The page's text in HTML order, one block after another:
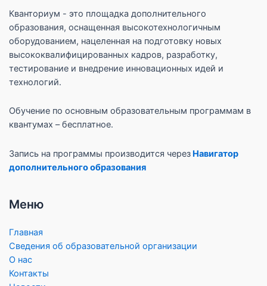
Кванториум - это площадка дополнительного
образования, оснащенная высокотехнологичным
оборудованием, нацеленная на подготовку новых
высококвалифицированных кадров, разработку,
тестирование и внедрение инновационных идей и
технологий.
Обучение по основным образовательным программам в
квантумах – бесплатное.
Запись на программы производится через Навигатор
дополнительного образования
Меню
Главная
Сведения об образовательной организации
О нас
Контакты